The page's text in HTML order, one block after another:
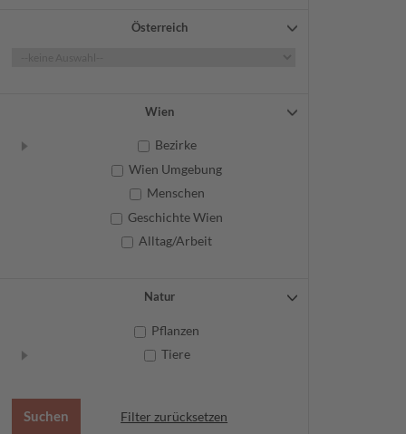
Österreich
Wien
Bezirke
Wien Umgebung
Menschen
Geschichte Wien
Alltag/Arbeit
Natur
Pflanzen
Tiere
Filter zurücksetzen